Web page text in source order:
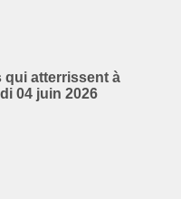
qui atterrissent à
04 juin 2026